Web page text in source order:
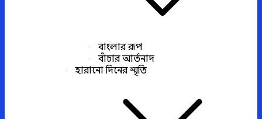
বাংলার রূপ
বাঁচার আর্তনাদ
হারানো দিনের স্মৃতি